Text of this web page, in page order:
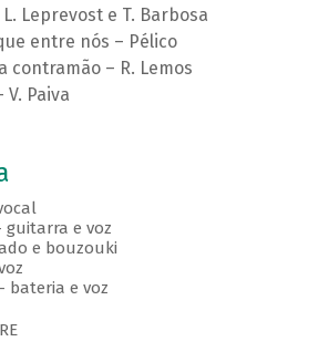
Leprevost e T. Barbosa
entre nós – Pélico
contramão – R. Lemos
V. Paiva
guitarra e voz
e bouzouki
bateria e voz